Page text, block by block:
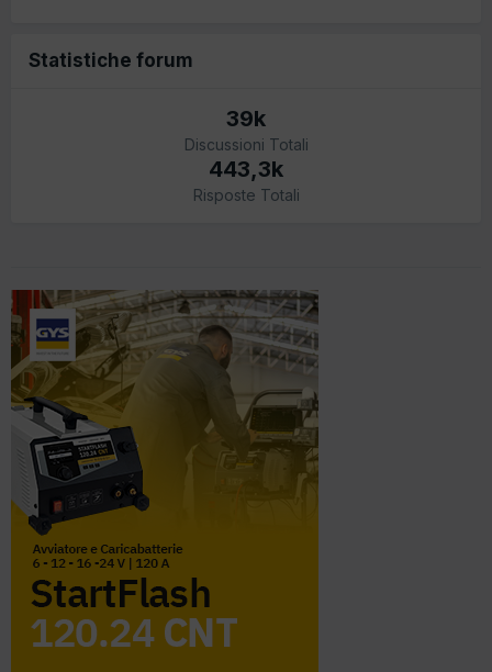
Statistiche forum
39k
Discussioni Totali
443,3k
Risposte Totali